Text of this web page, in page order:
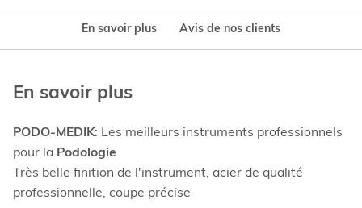
En savoir plus Avis de nos clients
En savoir plus
PODO-MEDIK: Les meilleurs instruments professionnels
pour la Podologie
Très belle finition de l'instrument, acier de qualité
professionnelle, coupe précise